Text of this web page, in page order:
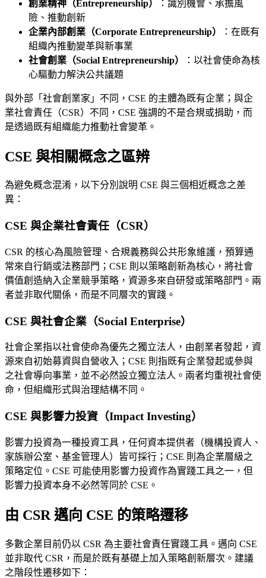
創業精神（Entrepreneurship）
：識別機會、承擔風
險、推動創新
企業內部創業（Corporate Entrepreneurship）
：在既有
組織內推動變革與新事業
社會創業（Social Entrepreneurship）
：以社會使命為核
心驅動力解決公共議題
與外部「社會創業家」不同，CSE 的主體為既有企業；與企
業社會責任（CSR）不同，CSE 強調的不是合規或捐助，而
是透過既有組織能力推動社會變革。
CSE 與相關概念之區辨
為避免概念混淆，以下分別說明 CSE 與三個相近概念之差
異：
CSE 與企業社會責任（CSR）
CSR 的核心為風險管理、合規義務與公共形象維護，預算通
常來自行銷或法務部門；CSE 則以策略創新為核心，將社會
價值創造納入企業競爭策略，資源多來自研發或策略部門。兩
者並非取代關係，而是不同層次的實踐。
CSE 與社會企業（Social Enterprise）
社會企業指以社會使命為優先之獨立法人，由創業者發起，資
源來自初始募資與自營收入；CSE 則指既有企業發起或參與
之社會導向事業，並不必然設立獨立法人。兩者均重視社會使
命，但組織形式與治理結構不同。
CSE 與影響力投資（Impact Investing）
影響力投資為一種投資工具，任何資本提供者（機構投資人、
家族辦公室、基金管理人）皆可採行；CSE 則為企業層級之
策略定位。CSE 可能使用影響力投資作為實踐工具之一，但
影響力投資本身不必然等同於 CSE。
由 CSR 邁向 CSE 的策略遷移
多數企業目前仍以 CSR 為主要社會責任實踐工具。邁向 CSE
並非取代 CSR，而是於既有基礎上加入策略創新層次。建議
之階段性遷移如下：